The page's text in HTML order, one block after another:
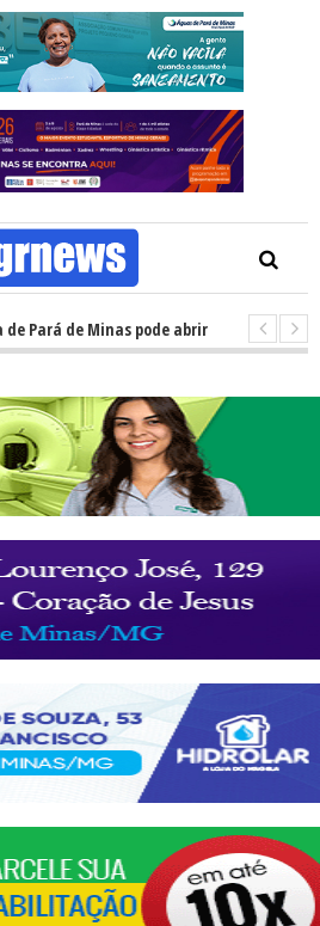
de Minas pode abrir cerca de 1.500